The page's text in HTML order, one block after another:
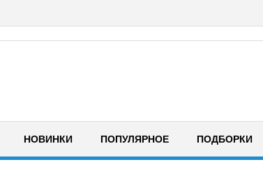
НОВИНКИ ПОПУЛЯРНОЕ ПОДБОРКИ